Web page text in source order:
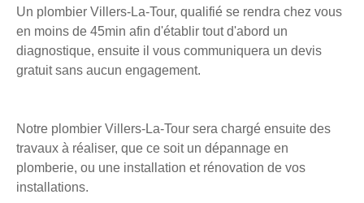
Un plombier Villers-La-Tour, qualifié se rendra chez vous
en moins de 45min afin d'établir tout d'abord un
diagnostique, ensuite il vous communiquera un devis
gratuit sans aucun engagement.
Notre plombier Villers-La-Tour sera chargé ensuite des
travaux à réaliser, que ce soit un dépannage en
plomberie, ou une installation et rénovation de vos
installations.